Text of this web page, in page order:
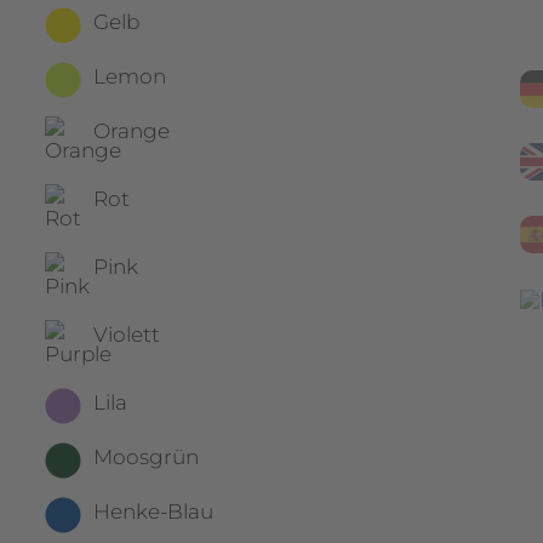
Gelb
Lemon
Orange
Rot
Pink
Violett
Lila
Moosgrün
Henke-Blau